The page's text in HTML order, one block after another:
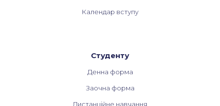
Календар вступу
Студенту
Денна форма
Заочна форма
Дистанційне навчання